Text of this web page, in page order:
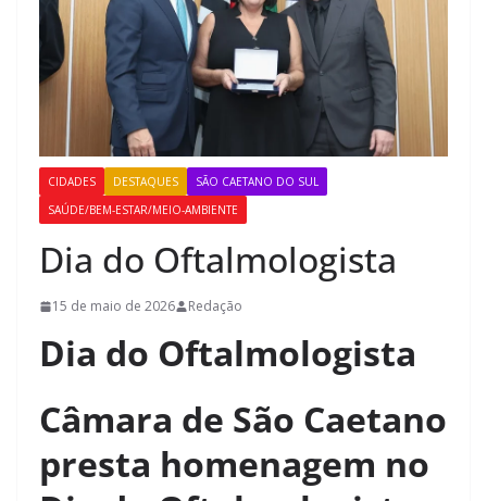
CIDADES DESTAQUES
SÃO CAETANO DO SUL
SAÚDE/BEM-ESTAR/MEIO-AMBIENTE
Dia do Oftalmologista
15 de maio de 2026 Redação
Dia do Oftalmologista
Câmara de São Caetano
presta homenagem no